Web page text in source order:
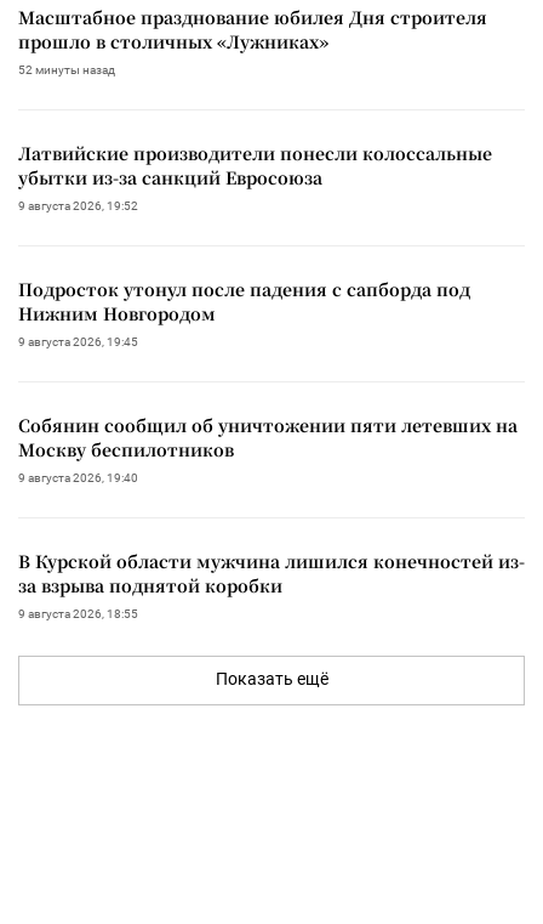
Масштабное празднование юбилея Дня строителя
прошло в столичных «Лужниках»
52 минуты назад
Латвийские производители понесли колоссальные
убытки из-за санкций Евросоюза
9 августа 2026, 19:52
Подросток утонул после падения с сапборда под
Нижним Новгородом
9 августа 2026, 19:45
Собянин сообщил об уничтожении пяти летевших на
Москву беспилотников
9 августа 2026, 19:40
В Курской области мужчина лишился конечностей из-
за взрыва поднятой коробки
9 августа 2026, 18:55
Показать ещё